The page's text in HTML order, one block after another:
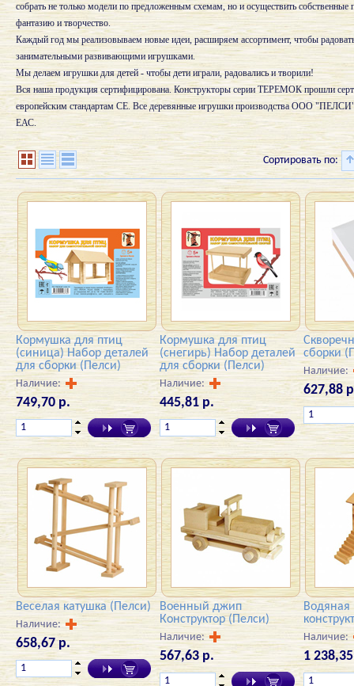
собрать не только модели по предложенным схемам, но и осуществить собственные
фантазию и творчество.
Каждый год мы реализовываем новые идеи, расширяем ассортимент, чтобы
занимательными развивающими игрушками.
Мы делаем игрушки для детей - чтобы дети играли, радовались и творили!
Вся наша продукция сертифицирована. Конструкторы серии ТЕРЕМОК прошли
европейским стандартам СЕ. Все деревянные игрушки производства ООО
ЕАС.
Сортировать по:
Кормушка для птиц
(синица) Набор деталей
для сборки (Пелси)
Наличие:
749,70 р.
Кормушка для птиц
(снегирь) Набор деталей
для сборки (Пелси)
Наличие:
445,81 р.
сборки
Наличие:
627,88
Веселая катушка (Пелси)
Наличие:
658,67 р.
Военный джип
Конструктор (Пелси)
Наличие:
567,63 р.
Наличие:
1